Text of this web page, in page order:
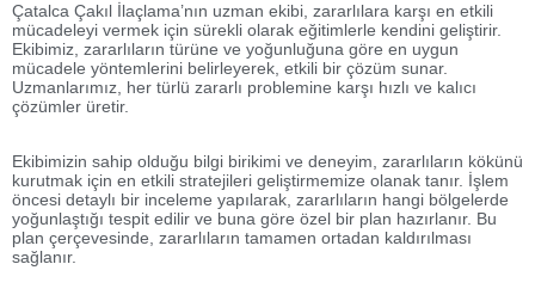
Çatalca Çakıl İlaçlama’nın uzman ekibi, zararlılara karşı en etkili
mücadeleyi vermek için sürekli olarak eğitimlerle kendini geliştirir.
Ekibimiz, zararlıların türüne ve yoğunluğuna göre en uygun
mücadele yöntemlerini belirleyerek, etkili bir çözüm sunar.
Uzmanlarımız, her türlü zararlı problemine karşı hızlı ve kalıcı
çözümler üretir.
Ekibimizin sahip olduğu bilgi birikimi ve deneyim, zararlıların kökünü
kurutmak için en etkili stratejileri geliştirmemize olanak tanır. İşlem
öncesi detaylı bir inceleme yapılarak, zararlıların hangi bölgelerde
yoğunlaştığı tespit edilir ve buna göre özel bir plan hazırlanır. Bu
plan çerçevesinde, zararlıların tamamen ortadan kaldırılması
sağlanır.